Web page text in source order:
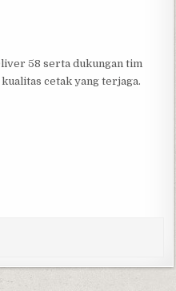
58 serta dukungan tim
cetak yang terjaga.